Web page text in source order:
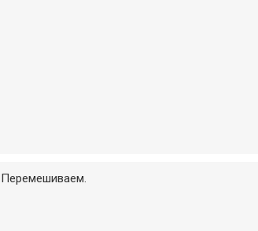
Перемешиваем.